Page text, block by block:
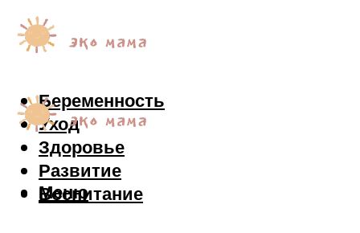
Беременность
Уход
Здоровье
Развитие
Воспитание
Меню